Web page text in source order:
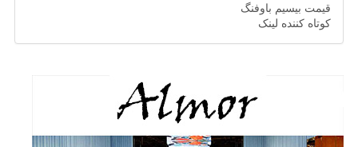
قیمت بیسیم باوفنگ
کوتاه کننده لینک